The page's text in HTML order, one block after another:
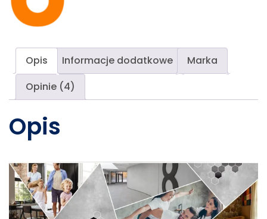
Opis Informacje dodatkowe
Marka
Opinie (4)
Opis